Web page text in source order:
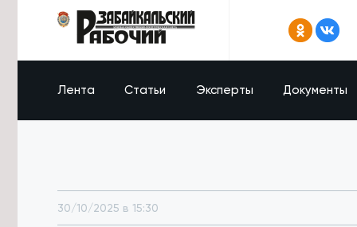
Лента Статьи Эксперты Документы
30/10/2025 в 15:30